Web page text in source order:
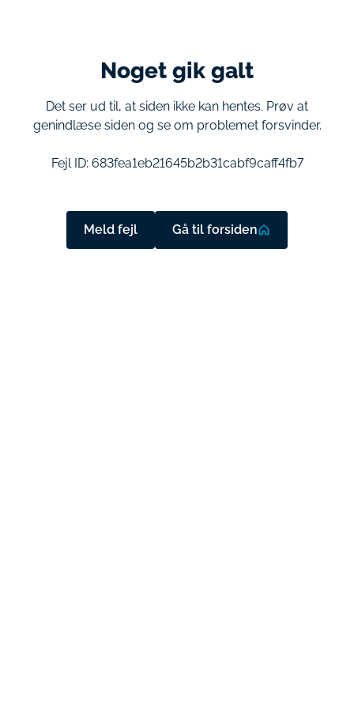
Noget gik galt
Det ser ud til, at siden ikke kan hentes. Prøv at
genindlæse siden og se om problemet forsvinder.
Fejl ID: 683fea1eb21645b2b31cabf9caff4fb7
Meld fejl Gå til forsiden